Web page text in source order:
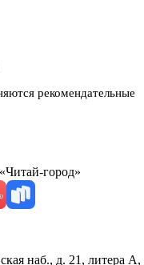
рекомендательные
город»
наб., д. 21, литера А,